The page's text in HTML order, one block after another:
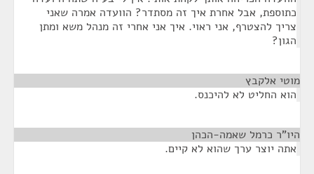
כתוספת, אבל אחרת איך זה מסתדר? הוועדה אמרה שאני
צריך להצטרף, אני ראוי. איך אני אחרי זה מנהל משא ומתן
הגון?
מוטי אלקבץ
הוא החליט לא להיכנס.
היו"ר כרמל שאמה-הכהן
אתה יוצר ערך שהוא לא קיים.